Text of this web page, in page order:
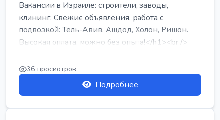
Вакансии в Израиле: строители, заводы,
клининг. Свежие объявления, работа с
подвозкой: Тель-Авив, Ашдод, Холон, Ришон.
Высокая оплата, можно без опыта!</h1><br />
...
36 просмотров
Подробнее